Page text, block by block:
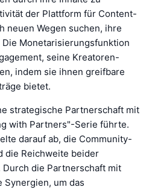
der Plattform für Content-
neuen Wegen suchen, ihre
Monetarisierungsfunktion
seine Kreatoren-
indem sie ihnen greifbare
bietet.
strategische Partnerschaft mit
with Partners"-Serie führte.
darauf ab, die Community-
die Reichweite beider
die Partnerschaft mit
Synergien, um das